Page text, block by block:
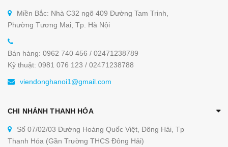
Miền Bắc: Nhà C32 ngõ 409 Đường Tam Trinh,
Phường Tương Mai, Tp. Hà Nội
Bán hàng: 0962 740 456 / 02471238789
Kỹ thuật: 0981 076 123 / 02471238788
viendonghanoi1@gmail.com
CHI NHÁNH THANH HÓA
Số 07/02/03 Đường Hoàng Quốc Việt, Đông Hải, Tp
Thanh Hóa (Gần Trường THCS Đông Hải)